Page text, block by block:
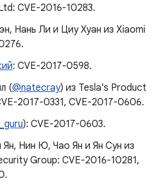
CVE-2016-10283.
Нань Ли и Циу Хуан из Xiaomi
: CVE-2017-0598.
(@natecray) из Tesla's Product
2017-0331, CVE-2017-0606.
): CVE-2017-0603.
Ян, Нин Ю, Чао Ян и Ян Сун из
Group: CVE-2016-10281,